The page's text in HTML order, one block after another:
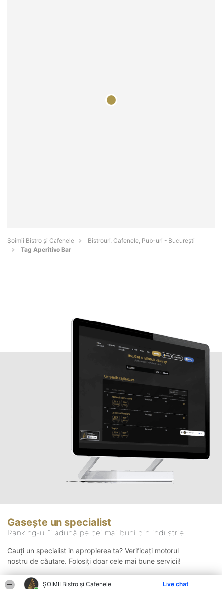
ȘOIMII Bistro și Cafenele Live chat
Șoimii Bistro și Cafenele
Bistrouri, Cafenele, Pub-uri - Bucureşti
Tag Aperitivo Bar
Gasește un specialist
Ranking-ul îi adună pe cei mai buni din industrie
Cauți un specialist in apropierea ta? Verificați motorul
nostru de căutare. Folosiți doar cele mai bune servicii!